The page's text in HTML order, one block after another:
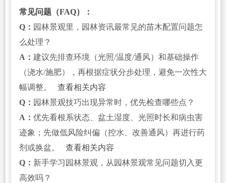
常见问题（FAQ）：
Q： 园林景观里，园林资讯最常见的苗木配置问题怎
么处理？
A： 建议先排查环境（光照/温度/通风）和基础操作
（浇水/施肥），再根据症状分步处理，避免一次性大
幅调整。
查看相关内容
Q： 园林景观技巧出现异常时，优先检查哪些点？
A： 优先看根系状态、盆土湿度、光照时长和病虫害
迹象；先做低风险纠偏（控水、改善通风）再进行药
剂或换盆。
查看相关内容
Q： 新手学习园林景观，从园林景观常见问题切入更
高效吗？